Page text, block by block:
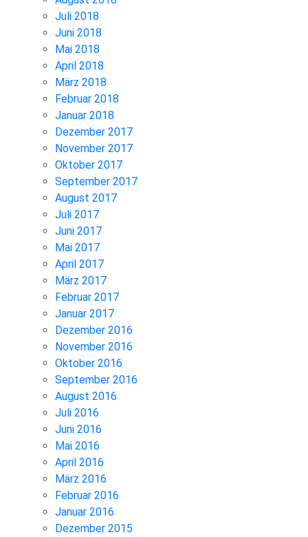
Juli 2018
Juni 2018
Mai 2018
April 2018
März 2018
Februar 2018
Januar 2018
Dezember 2017
November 2017
Oktober 2017
September 2017
August 2017
Juli 2017
Juni 2017
Mai 2017
April 2017
März 2017
Februar 2017
Januar 2017
Dezember 2016
November 2016
Oktober 2016
September 2016
August 2016
Juli 2016
Juni 2016
Mai 2016
April 2016
März 2016
Februar 2016
Januar 2016
Dezember 2015